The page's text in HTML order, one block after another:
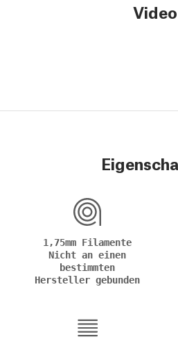
Video
1,75mm Filamente
Nicht an einen
bestimmten
Hersteller gebunden